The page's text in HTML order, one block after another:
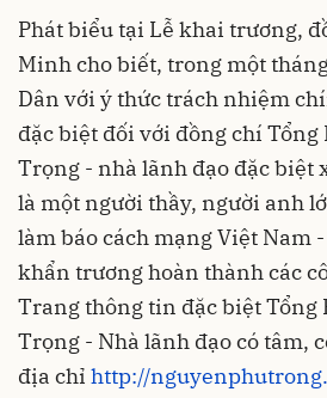
Phát biểu tại Lễ khai trương,
Minh cho biết, trong một
Dân với ý thức trách nhiệm
đặc biệt đối với đồng chí
Trọng - nhà lãnh đạo đặc biệt
là một người thầy, người anh
làm báo cách mạng Việt Nam
khẩn trương hoàn thành các
Trang thông tin đặc biệt Tổng
Trọng - Nhà lãnh đạo có tâm,
địa chỉ http://